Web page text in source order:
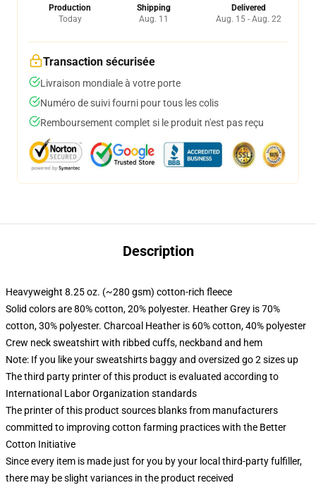
Production
Today
Shipping
Aug. 11
Delivered
Aug. 15 - Aug. 22
Transaction sécurisée
Livraison mondiale à votre porte
Numéro de suivi fourni pour tous les colis
Remboursement complet si le produit n'est pas reçu
Description
Heavyweight 8.25 oz. (~280 gsm) cotton-rich fleece
Solid colors are 80% cotton, 20% polyester. Heather Grey is 70%
cotton, 30% polyester. Charcoal Heather is 60% cotton, 40% polyester
Crew neck sweatshirt with ribbed cuffs, neckband and hem
Note: If you like your sweatshirts baggy and oversized go 2 sizes up
The third party printer of this product is evaluated according to
International Labor Organization standards
The printer of this product sources blanks from manufacturers
committed to improving cotton farming practices with the Better
Cotton Initiative
Since every item is made just for you by your local third-party fulfiller,
there may be slight variances in the product received